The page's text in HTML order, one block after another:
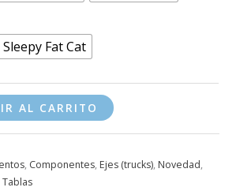
Sleepy Fat Cat
AL CARRITO
, Componentes, Ejes (trucks), Novedad,
Tablas